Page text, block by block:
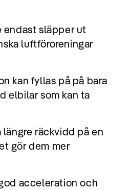
endast släpper ut
luftföroreningar
kan fyllas på på bara
elbilar som kan ta
räckvidd på en
gör dem mer
acceleration och